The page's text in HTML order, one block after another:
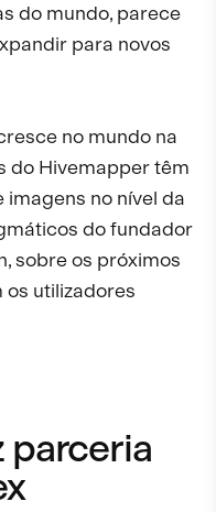
do mundo, parece
para novos
no mundo na
do Hivemapper têm
no nível da
do fundador
sobre os próximos
utilizadores
parceria